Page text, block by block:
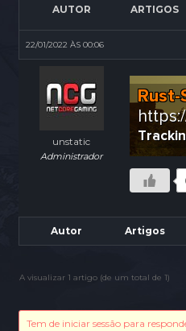
AUTOR ARTIGOS
22/01/2022 ÀS 00:06
unstatic
Administrador
Autor Artigos
A visualizar 1 artigo (de um total de 1)
Tem de iniciar sessão para